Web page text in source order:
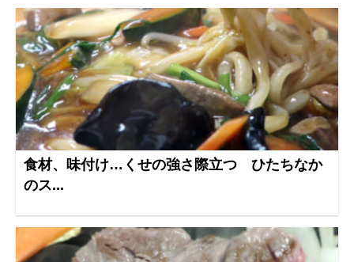
食材、味付け…くせの強さ際立つ ひたちなか
のス...